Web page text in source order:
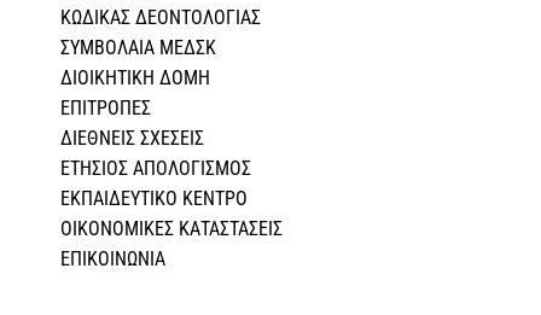
ΚΩΔΙΚΑΣ ΔΕΟΝΤΟΛΟΓΙΑΣ
ΣΥΜΒΟΛΑΙΑ ΜΕΔΣΚ
ΔΙΟΙΚΗΤΙΚΗ ΔΟΜΗ
ΕΠΙΤΡΟΠΕΣ
ΔΙΕΘΝΕΙΣ ΣΧΕΣEIΣ
ΕΤΗΣΙΟΣ ΑΠΟΛΟΓΙΣΜΟΣ
ΕΚΠΑΙΔΕΥΤΙΚΟ ΚΕΝΤΡΟ
ΟΙΚΟΝΟΜΙΚΕΣ ΚΑΤΑΣΤΑΣΕΙΣ
ΕΠΙΚΟΙΝΩΝΙΑ